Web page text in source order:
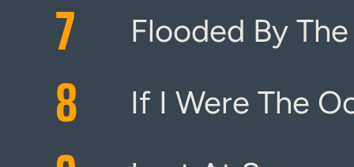
7
Flooded By
8 If I Were The